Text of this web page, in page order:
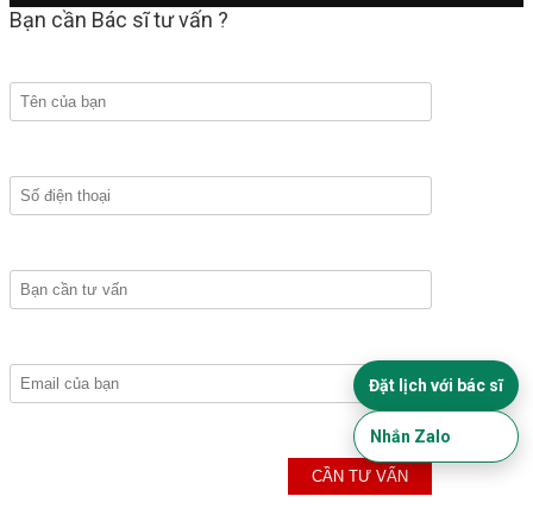
Bạn cần Bác sĩ tư vấn ?
Đặt lịch với bác sĩ
Nhắn Zalo